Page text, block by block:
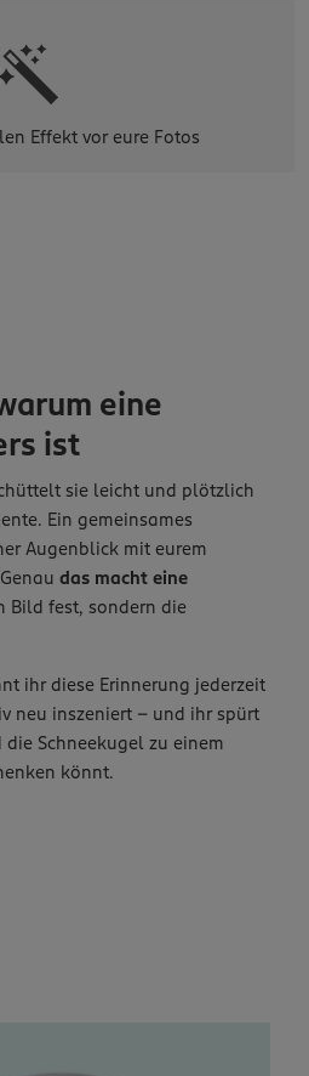
Effekt vor eure Fotos
eine
ist
sie leicht und plötzlich
Ein gemeinsames
Augenblick mit eurem
das macht eine
Bild fest, sondern die
ihr diese Erinnerung jederzeit
neu inszeniert – und ihr spürt
Schneekugel zu einem
könnt.